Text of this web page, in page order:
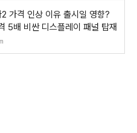
가격 인상 이유 출시일 영향?
5배 비싼 디스플레이 패널 탑재